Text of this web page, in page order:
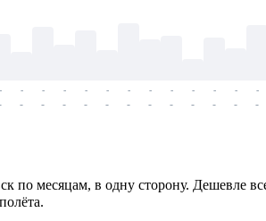
- -
-
-
-
-
-
-
-
-
-
-
-
-
-
-
-
-
-
-
-
-
-
-
-
по месяцам, в одну сторону. Дешевле